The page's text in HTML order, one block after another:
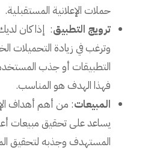
حملات الإعلانية المستقبلية.
ترويج التطبيق: إذا كان
وترغب في زيادة التحميلات
التطبيقات أو جذب
فهذا الهدف هو المناسب.
المبيعات: من أهم أهداف
يساعد على تحقيق مبيعات
المستهدف وجذبه لتحقيق